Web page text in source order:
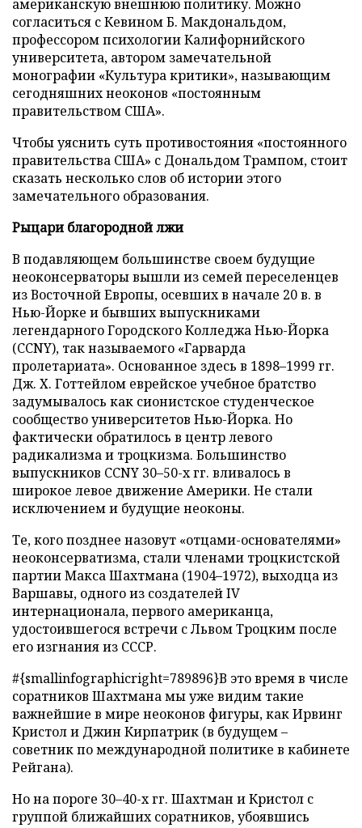
американскую внешнюю политику. Можно
согласиться с Кевином Б. Макдональдом,
профессором психологии Калифорнийского
университета, автором замечательной
монографии «Культура критики», называющим
сегодняшних неоконов «постоянным
правительством США».
Чтобы уяснить суть противостояния «постоянного
правительства США» с Дональдом Трампом, стоит
сказать несколько слов об истории этого
замечательного образования.
Рыцари благородной лжи
В подавляющем большинстве своем будущие
неоконсерваторы вышли из семей переселенцев
из Восточной Европы, осевших в начале 20 в. в
Нью-Йорке и бывших выпускниками
легендарного Городского Колледжа Нью-Йорка
(CCNY), так называемого «Гарварда
пролетариата». Основанное здесь в 1898–1999 гг.
Дж. Х. Готтейлом еврейское учебное братство
задумывалось как сионистское студенческое
сообщество университетов Нью-Йорка. Но
фактически обратилось в центр левого
радикализма и троцкизма. Большинство
выпускников CCNY 30–50-х гг. вливалось в
широкое левое движение Америки. Не стали
исключением и будущие неоконы.
Те, кого позднее назовут «отцами-основателями»
неоконсерватизма, стали членами троцкистской
партии Макса Шахтмана (1904–1972), выходца из
Варшавы, одного из создателей IV
интернационала, первого американца,
удостоившегося встречи с Львом Троцким после
его изгнания из СССР.
#{smallinfographicright=789896}В это время в числе
соратников Шахтмана мы уже видим такие
важнейшие в мире неоконов фигуры, как Ирвинг
Кристол и Джин Кирпатрик (в будущем –
советник по международной политике в кабинете
Рейгана).
Но на пороге 30–40-х гг. Шахтман и Кристол с
группой ближайших соратников, убоявшись